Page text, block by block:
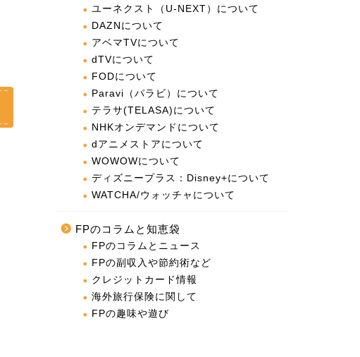
ユーネクスト（U-NEXT）について
DAZNについて
アベマTVについて
dTVについて
FODについて
Paravi（パラビ）について
テラサ(TELASA)について
NHKオンデマンドについて
dアニメストアについて
WOWOWについて
ディズニープラス：Disney+について
WATCHA/ウォッチャについて
FPのコラムと知恵袋
FPのコラムとニュース
FPの副収入や節約術など
クレジットカード情報
海外旅行保険に関して
FPの趣味や遊び